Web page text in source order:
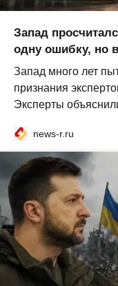
Запад
одну ошибку, но
Запад много лет
признания
Эксперты
news-r.ru